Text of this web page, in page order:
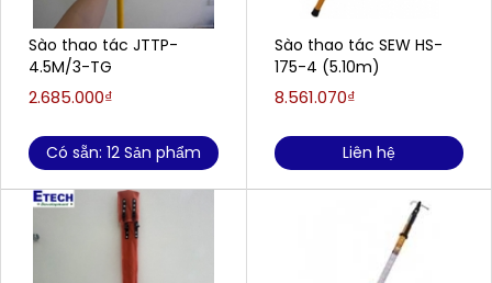
Sào thao tác JTTP-
4.5M/3-TG
2.685.000₫
Có sẵn: 12 Sản phẩm
Sào thao tác SEW HS-
175-4 (5.10m)
8.561.070₫
Liên hệ